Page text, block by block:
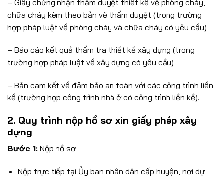
– Giấy chứng nhận thẩm duyệt thiết kế về phòng cháy,
chữa cháy kèm theo bản vẽ thẩm duyệt (trong trường
hợp pháp luật về phòng cháy và chữa cháy có yêu cầu)
– Báo cáo kết quả thẩm tra thiết kế xây dựng (trong
trường hợp pháp luật về xây dựng có yêu cầu)
– Bản cam kết về đảm bảo an toàn với các công trình liền
kề (trường hợp công trình nhà ở có công trình liền kề).
2. Quy trình nộp hồ sơ xin giấy phép xây
dựng
Bước 1: Nộp hồ sơ
Nộp trực tiếp tại Ủy ban nhân dân cấp huyện, nơi dự